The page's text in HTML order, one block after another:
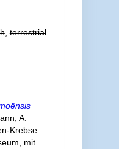
,terrestrial
A.
Krebse
mit